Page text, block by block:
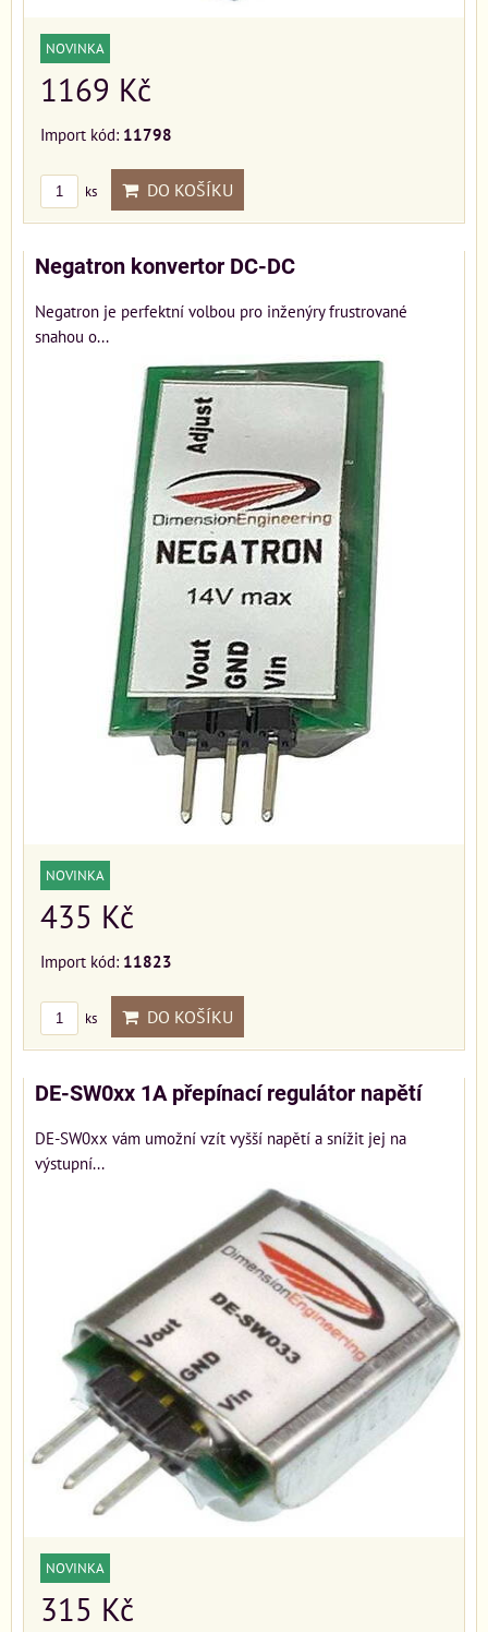
NOVINKA
1169 Kč
Import kód: 11798
ks DO KOŠÍKU
Negatron konvertor DC-DC
Negatron je perfektní volbou pro inženýry frustrované
snahou o...
NOVINKA
435 Kč
Import kód: 11823
ks DO KOŠÍKU
DE-SW0xx 1A přepínací regulátor napětí
DE-SW0xx vám umožní vzít vyšší napětí a snížit jej na
výstupní...
NOVINKA
315 Kč